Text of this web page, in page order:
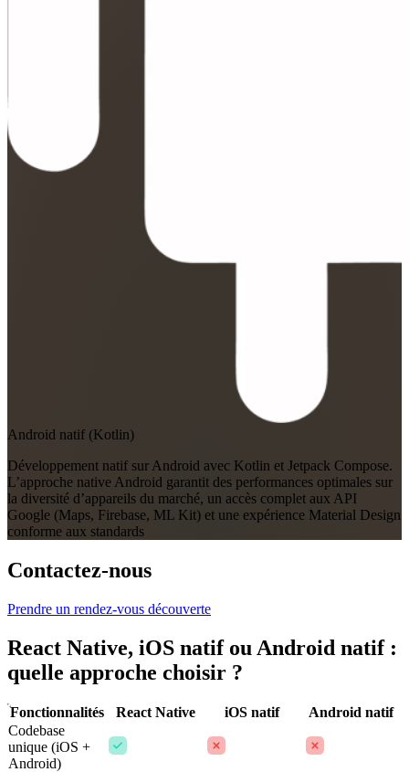
Android natif (Kotlin)
Développement natif sur Android avec Kotlin et Jetpack Compose.
L’approche native Android garantit des performances optimales sur
la diversité d’appareils du marché, un accès complet aux API
Google (Maps, Firebase, ML Kit) et une expérience Material Design
conforme aux standards
Contactez-nous
Prendre un rendez-vous découverte
React Native, iOS natif ou Android natif :
quelle approche choisir ?
Fonctionnalités React Native iOS natif
Android natif
Codebase
unique (iOS +
Android)